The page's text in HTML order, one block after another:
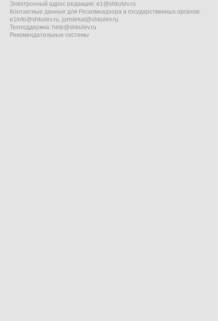
Электронный адрес редакции: e1@shkulev.ru
Контактные данные для Роскомнадзора и государственных органов:
e1info@shkulev.ru, juristekat@shkulev.ru
Техподдержка: help@shkulev.ru
Рекомендательные системы